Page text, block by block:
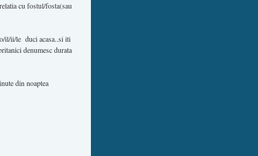
cu fostul/fosta(sau
il/ii/le duci acasa..si iti
denumesc durata
din noaptea